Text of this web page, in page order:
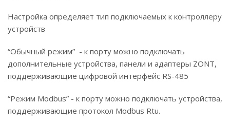
Настройка определяет тип подключаемых к контроллеру
устройств
“Обычный режим” - к порту можно подключать
дополнительные устройства, панели и адаптеры ZONT,
поддерживающие цифровой интерфейс RS-485
“Режим Modbus” - к порту можно подключать устройства,
поддерживающие протокол Modbus Rtu.